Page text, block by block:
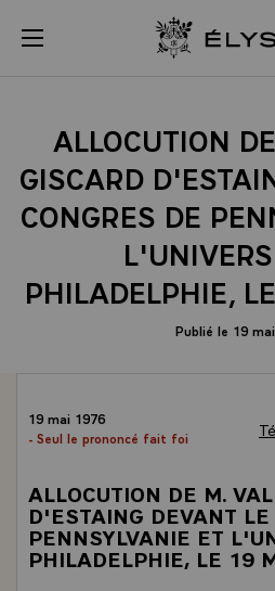
menu
ALLOCUTION
GISCARD
CONGRES DE
PHILADELPHIE,
Publié le 19
19 mai 1976
- Seul le prononcé fait foi
ALLOCUTION DE M.
D'ESTAING DEVANT LE
PENNSYLVANIE ET
PHILADELPHIE, LE 19
Panneau de gestion des cookies